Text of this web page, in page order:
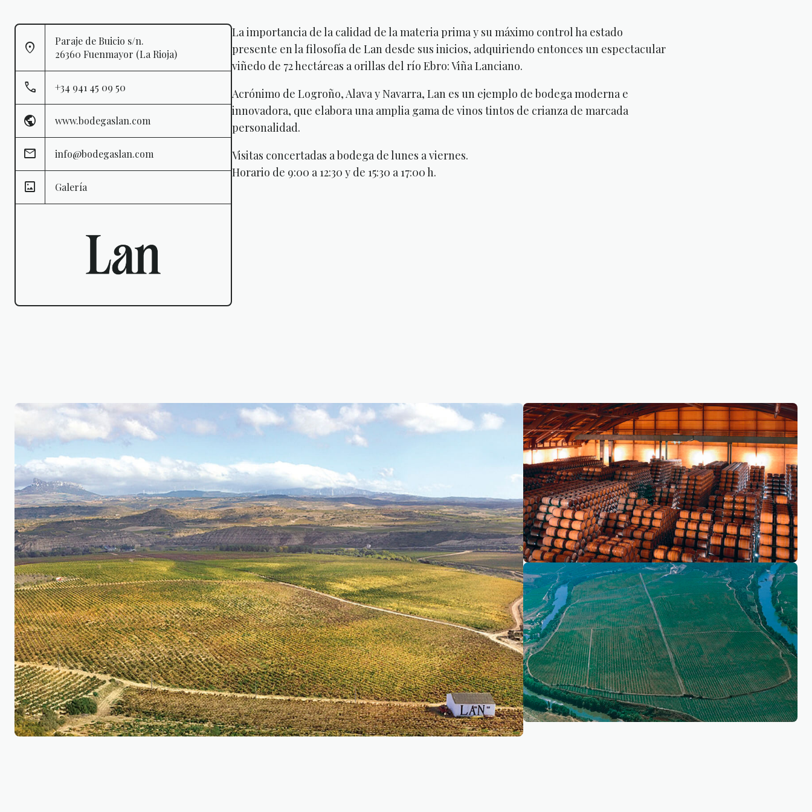
Paraje de Buicio s/n.
26360 Fuenmayor (La Rioja)
+34 941 45 09 50
www.bodegaslan.com
info@bodegaslan.com
Galería
La importancia de la calidad de la materia prima y su máximo control ha estado
presente en la filosofía de Lan desde sus inicios, adquiriendo entonces un espectacular
viñedo de 72 hectáreas a orillas del río Ebro: Viña Lanciano.
Acrónimo de Logroño, Alava y Navarra, Lan es un ejemplo de bodega moderna e
innovadora, que elabora una amplia gama de vinos tintos de crianza de marcada
personalidad.
Visitas concertadas a bodega de lunes a viernes.
Horario de 9:00 a 12:30 y de 15:30 a 17:00 h.